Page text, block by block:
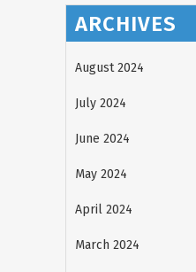
ARCHIVES
August 2024
July 2024
June 2024
May 2024
April 2024
March 2024